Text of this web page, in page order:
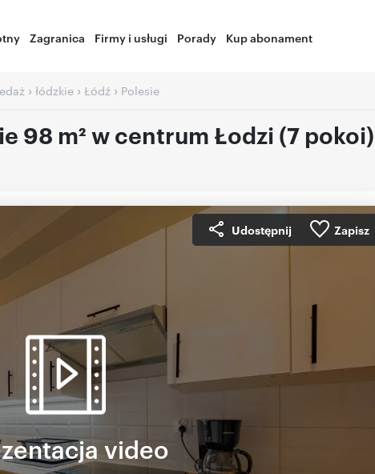
Zagranica Firmy i usługi Porady Kup abonament
› łódzkie › Łódź › Polesie
98 m² w centrum Łodzi (7 pokoi)
Udostępnij Zapisz
video